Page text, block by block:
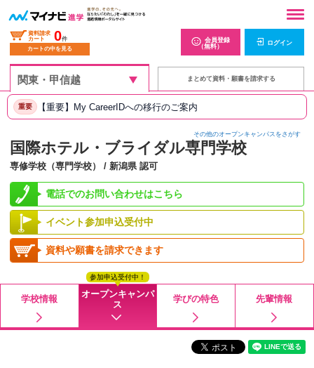
資料請求
カート
0件
カートの中を見る
会員登録
（無料）
ログイン
まとめて資料・願書を請求する
重要 【重要】My CareerIDへの移行のご案内
その他のオープンキャンパスをさがす
国際ホテル・ブライダル専門学校
専修学校（専門学校） / 新潟県 認可
電話でのお問い合わせはこちら
イベント参加申込受付中
資料や願書を請求できます
学校情報
オープンキャンパ
ス
参加申込受付中！
学びの特色 先輩情報